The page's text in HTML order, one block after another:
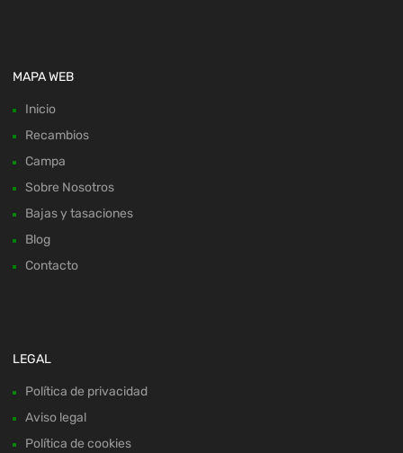
MAPA WEB
Inicio
Recambios
Campa
Sobre Nosotros
Bajas y tasaciones
Blog
Contacto
LEGAL
Política de privacidad
Aviso legal
Política de cookies